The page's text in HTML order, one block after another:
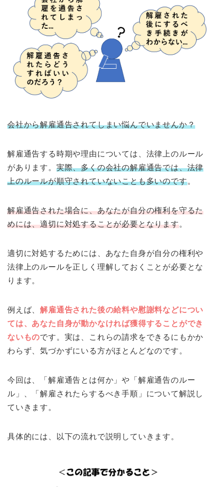
会社から解雇通告されてしまい悩んでいませんか？
解雇通告する時期や理由については、法律上のルール
があります。 実際、多くの会社の解雇通告では、法律
上のルールが順守されていないことも多いのです。
解雇通告された場合に、あなたが自分の権利を守るた
めには、適切に対処することが必要となります。
適切に対処するためには、あなた自身が自分の権利や
法律上のルールを正しく理解しておくことが必要とな
ります。
例えば、解雇通告された後の給料や慰謝料などについ
ては、あなた自身が動かなければ獲得することができ
ないものです。実は、これらの請求をできるにもかか
わらず、気づかずにいる方がほとんどなのです。
今回は、「解雇通告とは何か」や「解雇通告のルー
ル」、「解雇されたらするべき手順」について解説し
ていきます。
具体的には、以下の流れで説明していきます。